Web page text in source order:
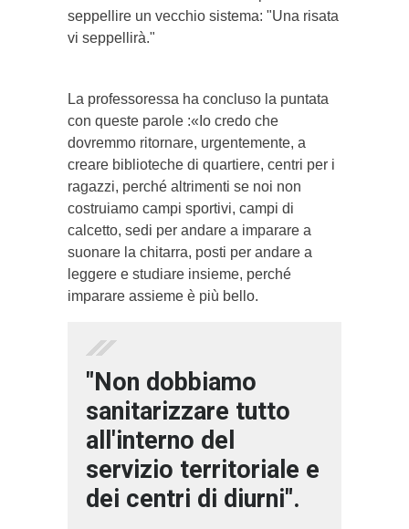
seppellire un vecchio sistema: "Una risata
vi seppellirà."
La professoressa ha concluso la puntata
con queste parole :«Io credo che
dovremmo ritornare, urgentemente, a
creare biblioteche di quartiere, centri per i
ragazzi, perché altrimenti se noi non
costruiamo campi sportivi, campi di
calcetto, sedi per andare a imparare a
suonare la chitarra, posti per andare a
leggere e studiare insieme, perché
imparare assieme è più bello.
"Non dobbiamo
sanitarizzare tutto
all'interno del
servizio territoriale e
dei centri di diurni".